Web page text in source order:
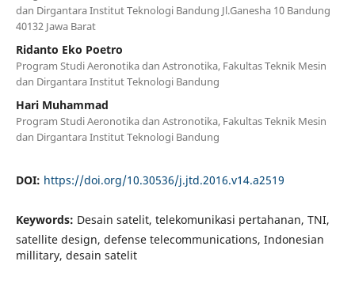
dan Dirgantara Institut Teknologi Bandung Jl.Ganesha 10 Bandung
40132 Jawa Barat
Ridanto Eko Poetro
Program Studi Aeronotika dan Astronotika, Fakultas Teknik Mesin
dan Dirgantara Institut Teknologi Bandung
Hari Muhammad
Program Studi Aeronotika dan Astronotika, Fakultas Teknik Mesin
dan Dirgantara Institut Teknologi Bandung
DOI: https://doi.org/10.30536/j.jtd.2016.v14.a2519
Keywords: Desain satelit, telekomunikasi pertahanan, TNI,
satellite design, defense telecommunications, Indonesian
millitary, desain satelit